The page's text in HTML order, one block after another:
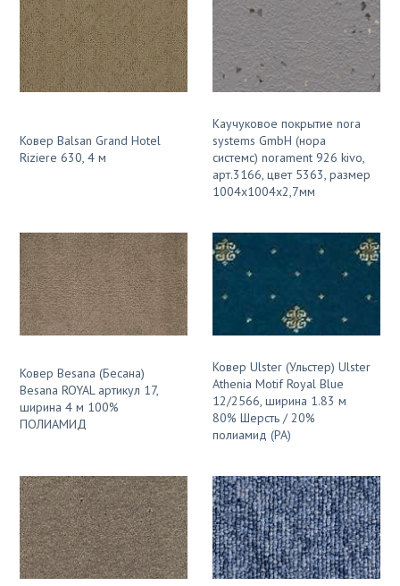
Ковер Balsan Grand Hotel
Riziere 630, 4 м
Каучуковое покрытие nora
systems GmbH (нора
системс) norament 926 kivo,
арт.3166, цвет 5363, размер
1004х1004х2,7мм
Ковер Besana (Бесана)
Besana ROYAL артикул 17,
ширина 4 м 100%
ПОЛИАМИД
Ковер Ulster (Ульстер) Ulster
Athenia Motif Royal Blue
12/2566, ширина 1.83 м
80% Шерсть / 20%
полиамид (PA)